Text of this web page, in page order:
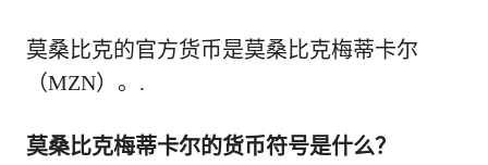
莫桑比克的官方货币是莫桑比克梅蒂卡尔
（MZN）。.
莫桑比克梅蒂卡尔的货币符号是什么？